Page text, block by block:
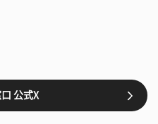
公式X